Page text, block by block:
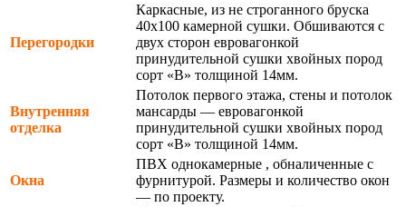
Перегородки
Каркасные, из не строганного бруска
40х100 камерной сушки. Обшиваются с
двух сторон евровагонкой
принудительной сушки хвойных пород
сорт «В» толщиной 14мм.
Внутренняя
отделка
Потолок первого этажа, стены и потолок
мансарды — евровагонкой
принудительной сушки хвойных пород
сорт «В» толщиной 14мм.
Окна
ПВХ однокамерные , обналиченные с
фурнитурой. Размеры и количество окон
— по проекту.